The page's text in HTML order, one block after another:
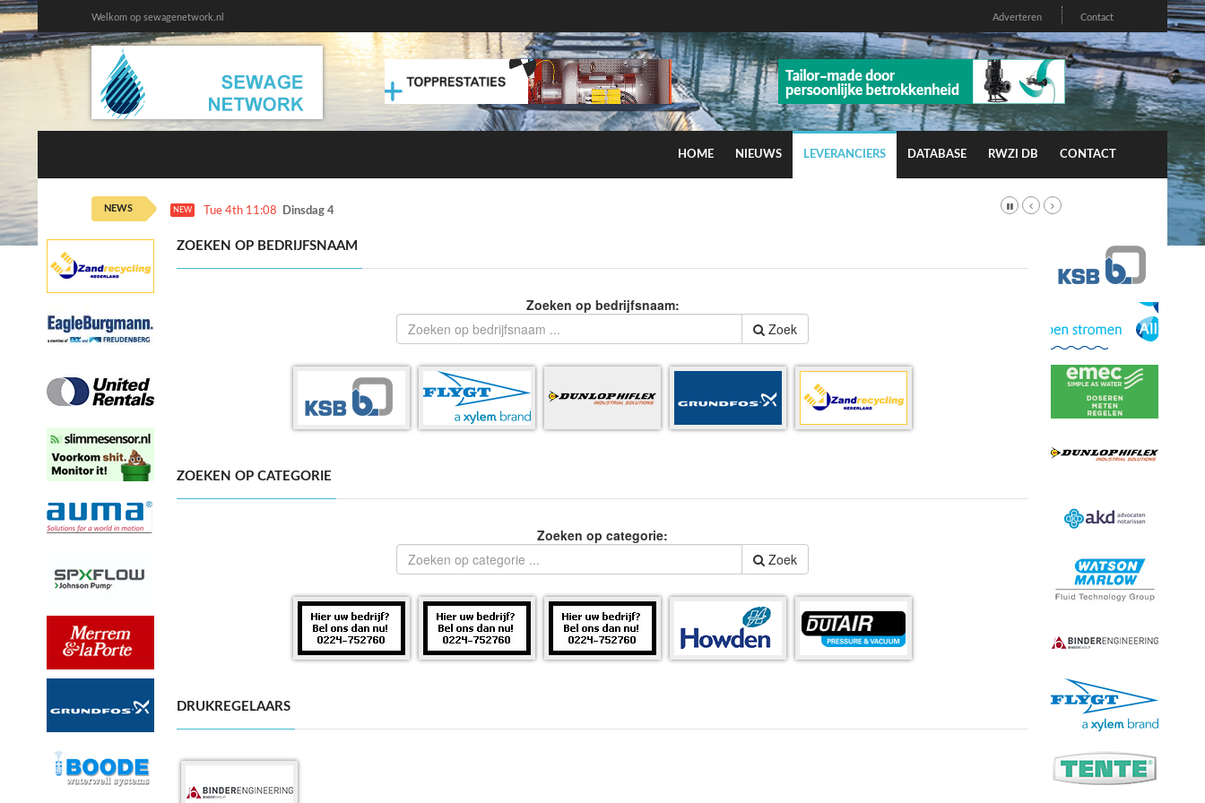
Welkom op sewagenetwork.nl Adverteren Contact
HOME NIEUWS LEVERANCIERS DATABASE RWZI DB CONTACT
NEWS NEW Tue 4th 11:08 Dinsdag 4 augustus kans op smog door ozon
ZOEKEN OP BEDRIJFSNAAM
Zoeken op bedrijfsnaam:
Zoek
ZOEKEN OP CATEGORIE
Zoeken op categorie:
Zoek
DRUKREGELAARS